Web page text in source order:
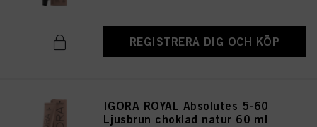
REGISTRERA DIG OCH KÖP
IGORA ROYAL Absolutes 5-60
Ljusbrun choklad natur 60 ml